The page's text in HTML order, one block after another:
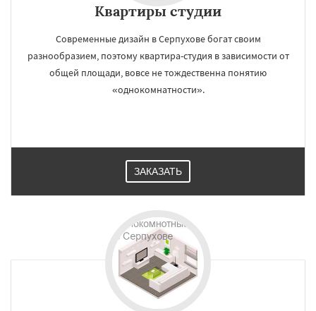
Квартиры студии
Современные дизайн в Серпухове богат своим
разнообразием, поэтому квартира-студия в зависимости от
общей площади, вовсе не тождественна понятию
«однокомнатности».
ЗАКАЗАТЬ